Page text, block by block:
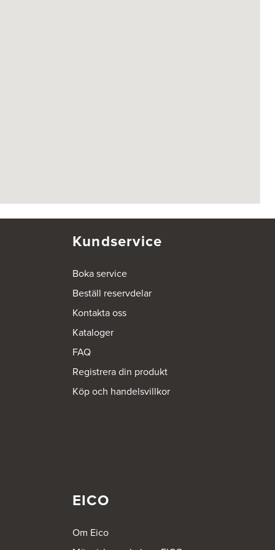
Kundservice
Boka service
Beställ reservdelar
Kontakta oss
Kataloger
FAQ
Registrera din produkt
Köp och handelsvillkor
EICO
Om Eico